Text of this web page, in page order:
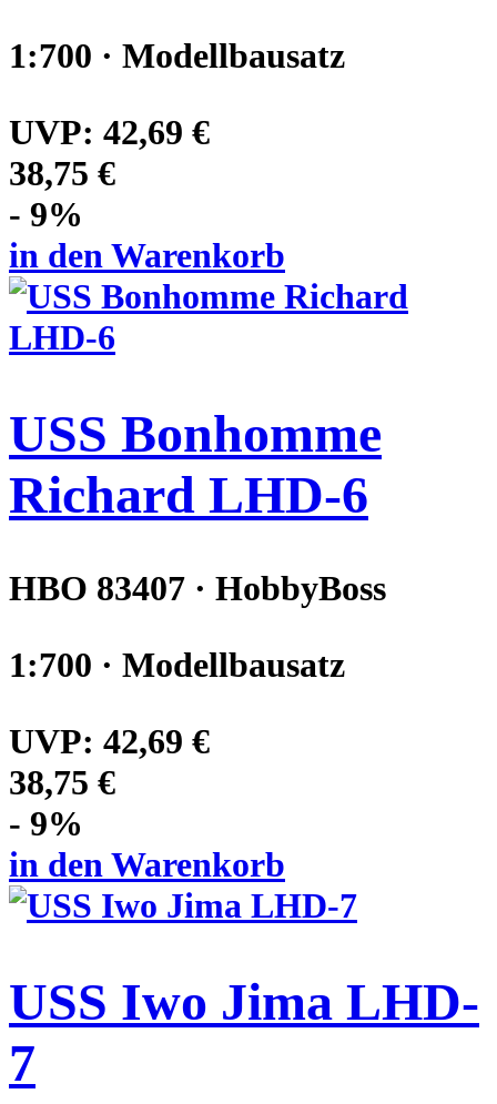
1:700 · Modellbausatz
UVP: 42,69 €
38,75 €
- 9%
in den Warenkorb
USS Bonhomme
Richard LHD-6
HBO 83407 · HobbyBoss
1:700 · Modellbausatz
UVP: 42,69 €
38,75 €
- 9%
in den Warenkorb
USS Iwo Jima LHD-
7